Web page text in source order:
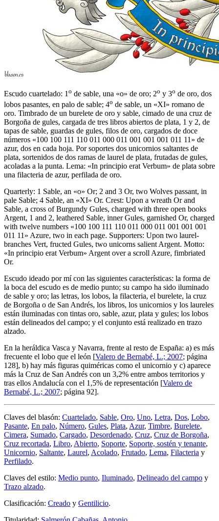
Escudo cuartelado: 1 o de sable, una «o» de oro; 2o y 3o de oro, dos
lobos pasantes, en palo de sable; 4o de sable, un «XI» romano de
oro. Timbrado de un burelete de oro y sable, cimado de una cruz de
Borgoña de gules, cargada de tres libros abiertos de plata, 1 y 2, de
tapas de sable, guardas de gules, filos de oro, cargados de doce
números «100 100 111 110 011 000 011 001 001 001 011 11» de
azur, dos en cada hoja. Por soportes dos unicornios saltantes de
plata, sortenidos de dos ramas de laurel de plata, frutadas de gules,
acoladas a la punta. Lema: «In principio erat Verbum» de plata sobre
una filacteria de azur, perfilada de oro.
Quarterly: 1 Sable, an «o» Or; 2 and 3 Or, two Wolves passant, in
pale Sable; 4 Sable, an «XI» Or. Crest: Upon a wreath Or and
Sable, a cross of Burgundy Gules, charged with three open books
Argent, 1 and 2, leathered Sable, inner Gules, garnished Or, charged
with twelve numbers «100 100 111 110 011 000 011 001 001 001
011 11» Azure, two in each page. Supporters: Upon two laurel-
branches Vert, fructed Gules, two unicorns salient Argent. Motto:
«In principio erat Verbum» Argent over a scroll Azure, fimbriated
Or.
Escudo ideado por mí con las siguientes características: la forma de
la boca del escudo es de medio punto; su campo ha sido iluminado
de sable y oro; las letras, los lobos, la filacteria, el burelete, la cruz
de Borgoña o de San Andrés, los libros, los unicornios y los laureles
están iluminadas con tintas oro, sable, azur, plata y gules; los lobos
están delineados del campo; y el conjunto está realizado en trazo
alzado.
En la heráldica Vasca y Navarra, frente al resto de España: a) es más
frecuente el lobo que el león [Valero de Bernabé, L.; 2007; página
128], b) hay más figuras quiméricas como el unicornio y c) aparece
más la Cruz de San Andrés con un 3,2% entre ambos territorios y
tras ellos Andalucía con el 1,5% de representación [Valero de
Bernabé, L.; 2007; página 92].
Claves del blasón: Cuartelado, Sable, Oro, Uno, Letra, Dos, Lobo,
Pasante, En palo, Número, Gules, Plata, Azur, Timbre, Burelete,
Cimera, Sumado, Cargado, Desordenado, Cruz, Cruz de Borgoña,
Cruz recortada, Libro, Abierto, Soporte, Soporte, sostén y tenante,
Unicornio, Saltante, Laurel, Acolado, Frutado, Lema, Filacteria y
Perfilado.
Claves del estilo: Medio punto, Iluminado, Delineado del campo y
Trazo alzado.
Clasificación: Creado y Gentilicio.